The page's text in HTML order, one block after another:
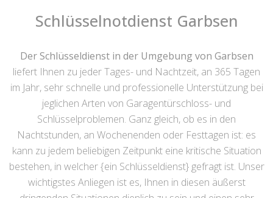
Schlüsselnotdienst Garbsen
Der Schlüsseldienst in der Umgebung von Garbsen
liefert Ihnen zu jeder Tages- und Nachtzeit, an 365 Tagen
im Jahr, sehr schnelle und professionelle Unterstützung bei
jeglichen Arten von Garagentürschloss- und
Schlüsselproblemen. Ganz gleich, ob es in den
Nachtstunden, an Wochenenden oder Festtagen ist: es
kann zu jedem beliebigen Zeitpunkt eine kritische Situation
bestehen, in welcher {ein Schlüsseldienst} gefragt ist. Unser
wichtigstes Anliegen ist es, Ihnen in diesen äußerst